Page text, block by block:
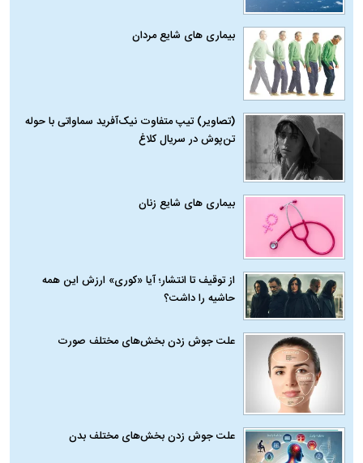
بیماری‌ های شایع مردان
(تصاویر) تیپ متفاوت نیک‌آفرید سماواتی با حوله
تن‌پوش در سریال کلاغ
بیماری‌ های شایع زنان
از توقیف تا انتشار؛ آیا «کوری» ارزش این همه
حاشیه را داشت؟
علت جوش زدن بخش‌های مختلف صورت
علت جوش زدن بخش‌های مختلف بدن